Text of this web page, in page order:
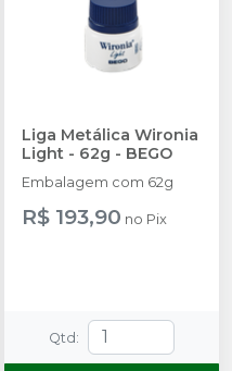
Liga Metálica Wironia
Light - 62g - BEGO
Embalagem com 62g
R$ 193,90 no Pix
Qtd :